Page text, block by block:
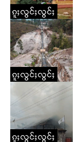
ၵူႈလွင်ႈလွင်ႈ
ၵူႈလွင်ႈလွင်ႈ
ၵူႈလွင်ႈလွင်ႈ